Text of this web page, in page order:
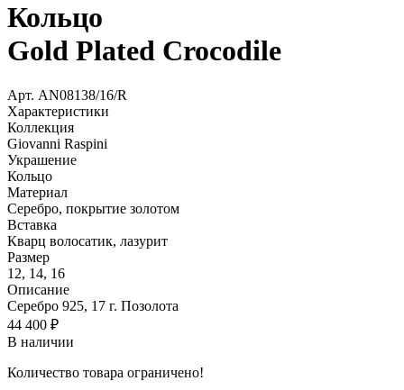
Кольцо
Gold Plated Crocodile
Арт. AN08138/16/R
Характеристики
Коллекция
Giovanni Raspini
Украшение
Кольцо
Материал
Серебро, покрытие золотом
Вставка
Кварц волосатик, лазурит
Размер
12, 14, 16
Описание
Серебро 925, 17 г. Позолота
44 400 ₽
В наличии
Количество товара ограничено!